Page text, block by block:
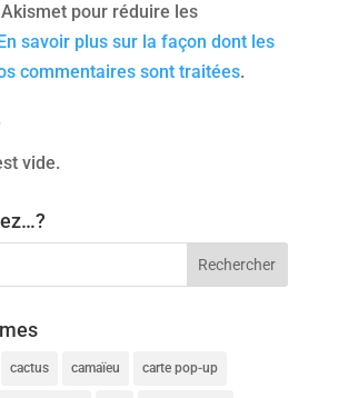
pour réduire les
En savoir plus sur la façon dont les
commentaires sont traitées.
vide.
cactus camaïeu carte pop-up